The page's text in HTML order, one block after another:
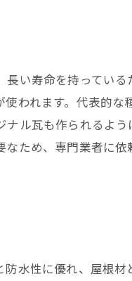
い寿命を持ってい
われます。代表的
ル瓦も作られるよ
ため、専門業者に
水性に優れ、屋根